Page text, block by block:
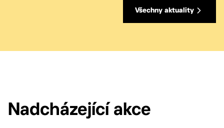
Všechny aktuality
Nadcházející akce